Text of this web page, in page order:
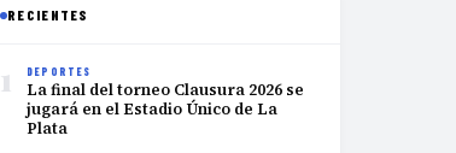
RECIENTES
1 DEPORTES
La final del torneo Clausura 2026 se
jugará en el Estadio Único de La
Plata